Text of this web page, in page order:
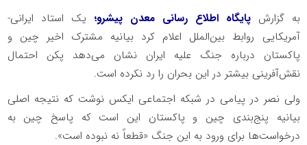
به گزارش پایگاه اطلاع رسانی معدن پیشرو؛ یک استاد ایرانی-
آمریکایی روابط بین‌الملل اعلام کرد بیانیه مشترک اخیر چین و
پاکستان درباره جنگ علیه ایران نشان می‌دهد پکن احتمال
نقش‌آفرینی بیشتر در این بحران را رد نکرده است.‌
ولی نصر در پیامی در شبکه اجتماعی ایکس نوشت که نتیجه اصلی
بیانیه پنج‌بندی چین و پاکستان این است که پاسخ چین به
درخواست‌ها برای ورود به این جنگ «قطعاً نه نبوده است».‌